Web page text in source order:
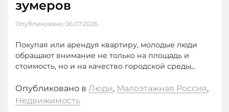
зумеров
Опубликовано 06.07.2026
Покупая или арендуя квартиру, молодые люди
обращают внимание не только на площадь и
стоимость, но и на качество городской среды,..
Опубликовано в Люди, Малоэтажная Россия,
Недвижимость